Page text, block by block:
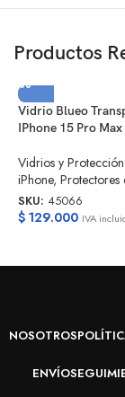
Productos
Vidrio Blueo
IPhone 15 Pro Max
Vidrios y Protección
iPhone, Protectores
SKU: 45066
$ 129.000 IVA
NOSOTROS
ENVÍO